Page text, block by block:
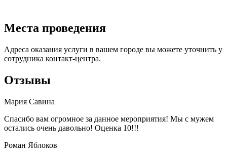
Места проведения
Адреса оказания услуги в вашем городе вы можете уточнить у
сотрудника контакт-центра.
Отзывы
Мария Савина
Спасибо вам огромное за данное мероприятия! Мы с мужем
остались очень давольно! Оценка 10!!!
Роман Яблоков